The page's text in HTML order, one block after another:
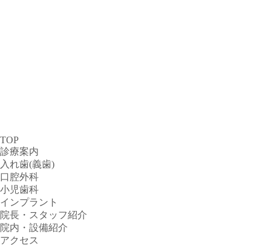
TOP
診療案内
入れ歯(義歯)
口腔外科
小児歯科
インプラント
院長・スタッフ紹介
院内・設備紹介
アクセス